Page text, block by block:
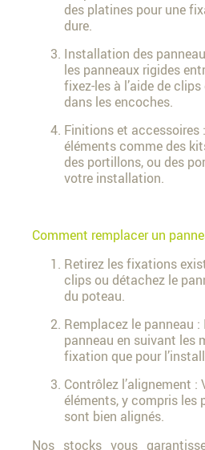
des platines pour une
dure.
Installation des
les panneaux rigides
fixez-les à l’aide de
dans les encoches.
Finitions et accessoires
éléments comme des
des portillons, ou des
votre installation.
Comment remplacer un
Retirez les fixations
clips ou détachez le
du poteau.
Remplacez le panneau
panneau en suivant les
fixation que pour
Contrôlez l’alignement
éléments, y compris les
sont bien alignés.
Nos stocks vous